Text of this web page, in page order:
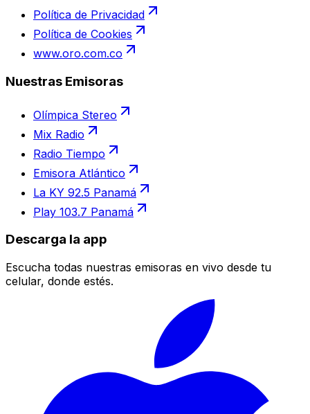
Política de Privacidad
Política de Cookies
www.oro.com.co
Nuestras Emisoras
Olímpica Stereo
Mix Radio
Radio Tiempo
Emisora Atlántico
La KY 92.5 Panamá
Play 103.7 Panamá
Descarga la app
Escucha todas nuestras emisoras en vivo desde tu
celular, donde estés.